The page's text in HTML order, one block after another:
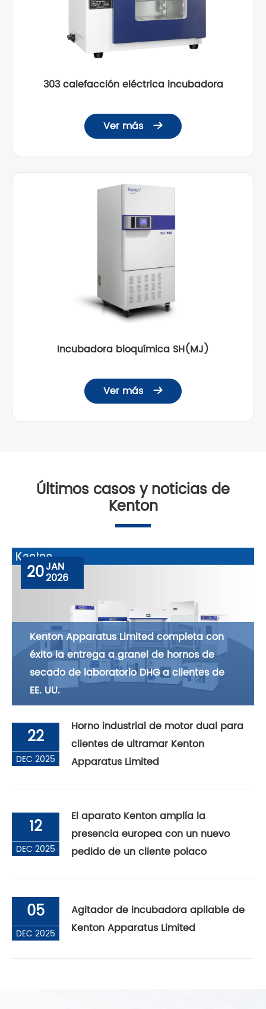
303 calefacción eléctrica incubadora
Ver más 
Incubadora bioquímica SH(MJ)
Ver más 
Últimos casos y noticias de
Kenton
Kenton Apparatus Limited completa con
éxito la entrega a granel de hornos de
secado de laboratorio DHG a clientes de
EE. UU.
20JAN
2026
22
DEC 2025
Horno industrial de motor dual para
clientes de ultramar Kenton
Apparatus Limited
12
DEC 2025
El aparato Kenton amplía la
presencia europea con un nuevo
pedido de un cliente polaco
05
DEC 2025
Agitador de incubadora apilable de
Kenton Apparatus Limited